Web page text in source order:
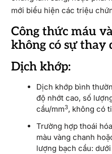
mới biểu hiện các triệu
Công thức máu
không có sự thay
Dịch khớp:
Dịch khớp bình
độ nhớt cao, số
cầu/mm3, không có
Trường hợp thoái
màu vàng chanh
lượng bạch cầu: